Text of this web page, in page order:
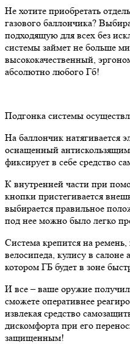
Не хотите приобретать
газового баллончика?
подходящую для всех без
системы займет не больше
высококачественный,
абсолютно любого Гб!
Подгонка системы
На баллончик натягивается
оснащенный
фиксирует в себе средство
К внутренней части при
кнопки пристегивается
выбирается правильное
под нее можно было легко
Система крепится на
велосипеда, кулису в
котором ГБ будет в зоне
И все – ваше оружие
сможете оперативнее
извлекая средство
дискомфорта при его
защищенным!